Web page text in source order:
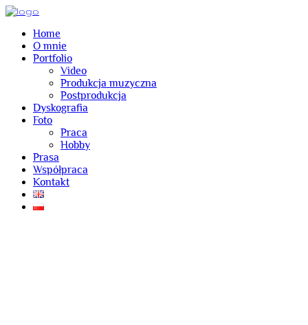
Home
O mnie
Portfolio
Video
Produkcja muzyczna
Postprodukcja
Dyskografia
Foto
Praca
Hobby
Prasa
Współpraca
Kontakt